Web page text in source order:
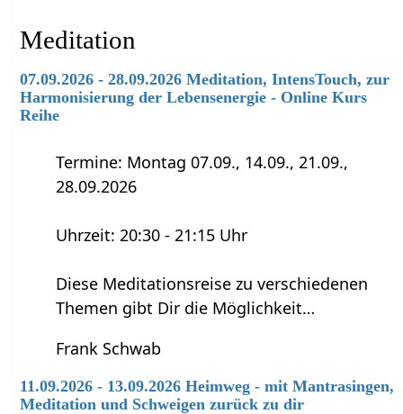
Meditation
07.09.2026 - 28.09.2026 Meditation, IntensTouch, zur
Harmonisierung der Lebensenergie - Online Kurs
Reihe
Termine: Montag 07.09., 14.09., 21.09.,
28.09.2026
Uhrzeit: 20:30 - 21:15 Uhr
Diese Meditationsreise zu verschiedenen
Themen gibt Dir die Möglichkeit…
Frank Schwab
11.09.2026 - 13.09.2026 Heimweg - mit Mantrasingen,
Meditation und Schweigen zurück zu dir